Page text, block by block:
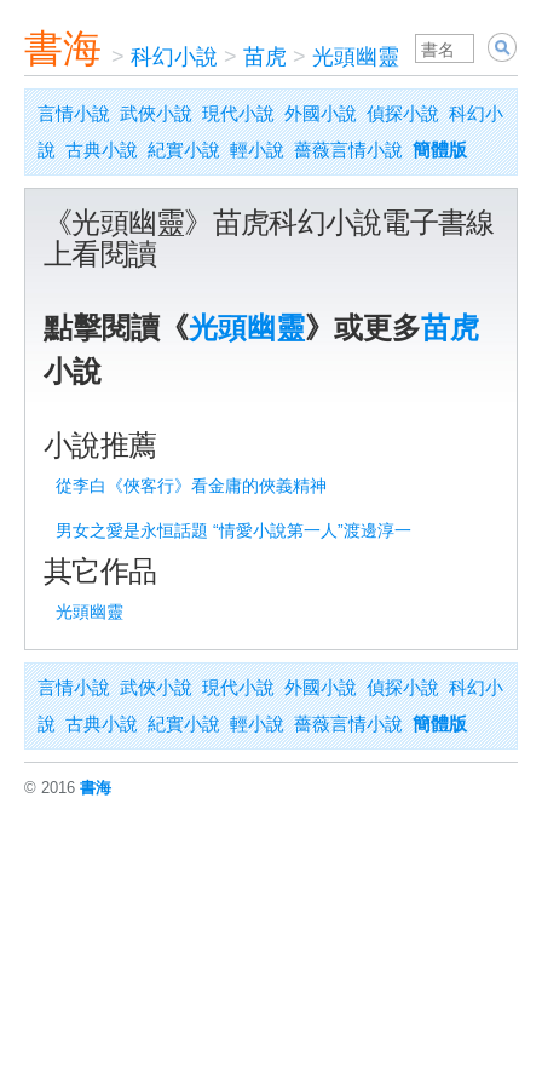
書海 > 科幻小說 > 苗虎 > 光頭幽靈
言情小說 武俠小說 現代小說 外國小說 偵探小說 科幻小
說 古典小說 紀實小說 輕小說 薔薇言情小說 簡體版
《光頭幽靈》苗虎科幻小說電子書線
上看閱讀
點擊閱讀《光頭幽靈》或更多苗虎
小說
小說推薦
從李白《俠客行》看金庸的俠義精神
男女之愛是永恒話題 “情愛小說第一人”渡邊淳一
其它作品
光頭幽靈
言情小說 武俠小說 現代小說 外國小說 偵探小說 科幻小
說 古典小說 紀實小說 輕小說 薔薇言情小說 簡體版
© 2016 書海